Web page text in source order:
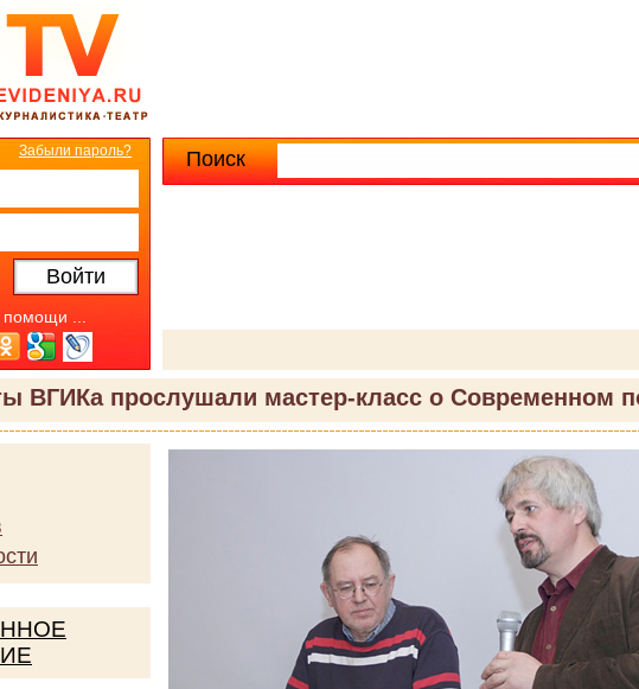
Поиск
Расширенный поиск
ВГИКа прослушали мастер-класс о Современном
Забыли пароль?
...